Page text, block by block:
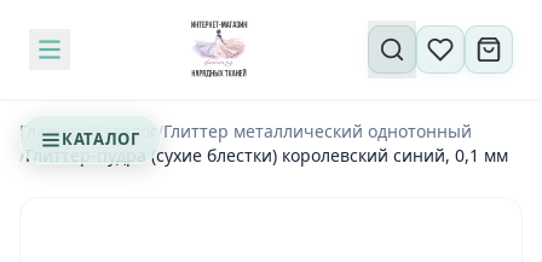
КАТАЛОГ
Поиск по сайту
Главная/Каталог/Глиттер металлический однотонный
/Глиттер-пудра (сухие блестки) королевский синий, 0,1 мм